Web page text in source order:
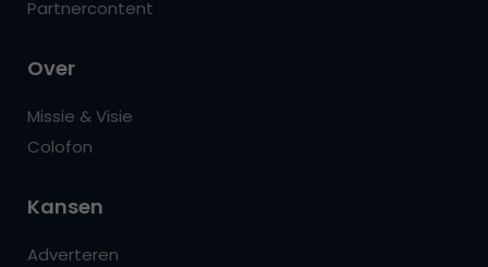
Partnercontent
Over
Missie & Visie
Colofon
Kansen
Adverteren